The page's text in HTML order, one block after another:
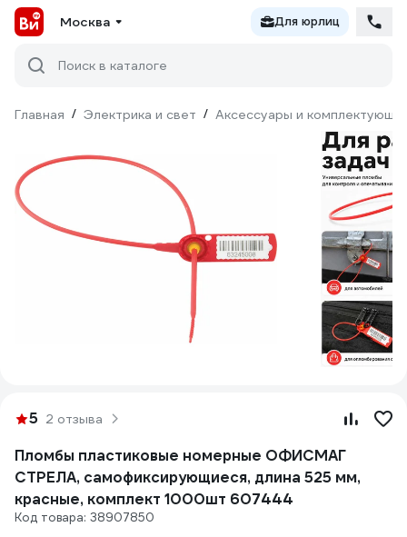
Москва Для юрлиц
Поиск в каталоге
Главная / Электрика и свет / Аксессуары и
5 2 отзыва
Пломбы пластиковые номерные ОФИСМАГ
СТРЕЛА, самофиксирующиеся, длина 525 мм,
красные, комплект 1000шт 607444
Код товара: 38907850